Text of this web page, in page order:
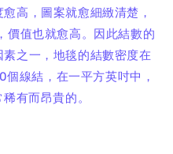
高，圖案就愈細緻清楚，
價值也就愈高。因此結數的
之一，地毯的結數密度在
線結，在一平方英吋中，
有而昂貴的。